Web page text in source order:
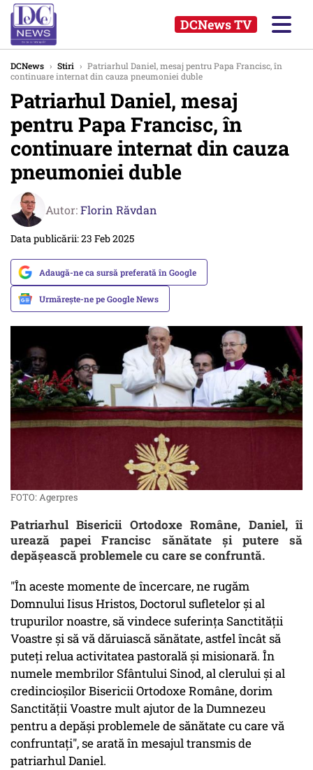
DCNews TV
DCNews › Stiri › Patriarhul Daniel, mesaj pentru Papa Francisc, în
continuare internat din cauza pneumoniei duble
Patriarhul Daniel, mesaj
pentru Papa Francisc, în
continuare internat din cauza
pneumoniei duble
Autor:Florin Răvdan
Data publicării: 23 Feb 2025
Adaugă-ne ca sursă preferată în Google
Urmărește-ne pe Google News
FOTO: Agerpres
Patriarhul Bisericii Ortodoxe Române, Daniel, îi
urează papei Francisc sănătate şi putere să
depăşească problemele cu care se confruntă.
"În aceste momente de încercare, ne rugăm
Domnului Iisus Hristos, Doctorul sufletelor şi al
trupurilor noastre, să vindece suferinţa Sanctităţii
Voastre şi să vă dăruiască sănătate, astfel încât să
puteţi relua activitatea pastorală şi misionară. În
numele membrilor Sfântului Sinod, al clerului şi al
credincioşilor Bisericii Ortodoxe Române, dorim
Sanctităţii Voastre mult ajutor de la Dumnezeu
pentru a depăşi problemele de sănătate cu care vă
confruntaţi", se arată în mesajul transmis de
patriarhul Daniel.